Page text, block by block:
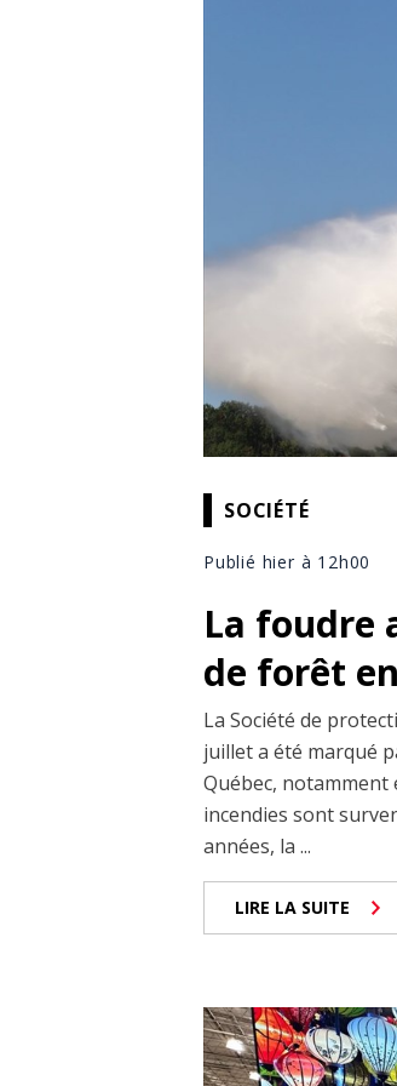
SOCIÉTÉ
Publié hier à 12h00
La foudre
de forêt
La Société de
juillet a été marqué
Québec, notamment
incendies sont
années, la ...
LIRE LA SUITE